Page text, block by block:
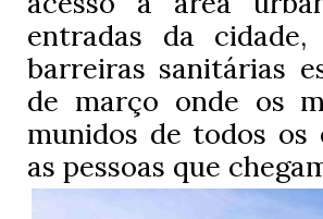
entradas da
barreiras sanitárias
de março onde os
munidos de todos
as pessoas que